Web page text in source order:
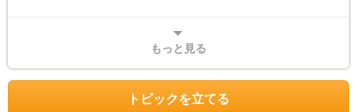
もっと見る
トピックを立てる